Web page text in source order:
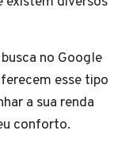
no Google
esse tipo
a sua renda
conforto.